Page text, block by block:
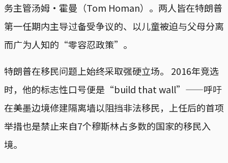
务主管汤姆·霍曼（Tom Homan）。两人皆在特朗普
第一任期内主导过备受争议的、以儿童被迫与父母分离
而广为人知的“零容忍政策”。
特朗普在移民问题上始终采取强硬立场。 2016年竞选
时，他的标志性口号便是“build that wall”——呼吁
在美墨边境修建隔离墙以阻挡非法移民，上任后的首项
举措也是禁止来自7个穆斯林占多数的国家的移民入
境。